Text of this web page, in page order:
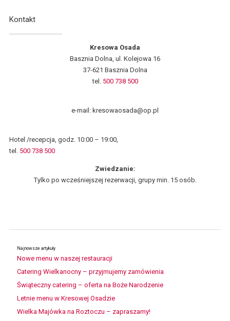
Kontakt
Kresowa Osada
Basznia Dolna, ul. Kolejowa 16
37-621 Basznia Dolna
tel. 500 738 500
e-mail: kresowaosada@op.pl
Hotel /recepcja, godz. 10:00 – 19:00,
tel. 500 738 500
Zwiedzanie:
Tylko po wcześniejszej rezerwacji, grupy min. 15 osób.
Najnowsze artykuły
Nowe menu w naszej restauracji
Catering Wielkanocny – przyjmujemy zamówienia
Świąteczny catering – oferta na Boże Narodzenie
Letnie menu w Kresowej Osadzie
Wielka Majówka na Roztoczu – zapraszamy!